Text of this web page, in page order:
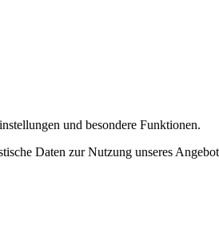
und besondere Funktionen.
Daten zur Nutzung unseres